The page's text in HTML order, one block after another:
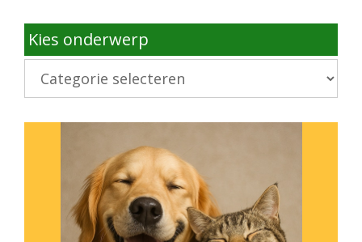
Kies onderwerp
Kies
onderwerp